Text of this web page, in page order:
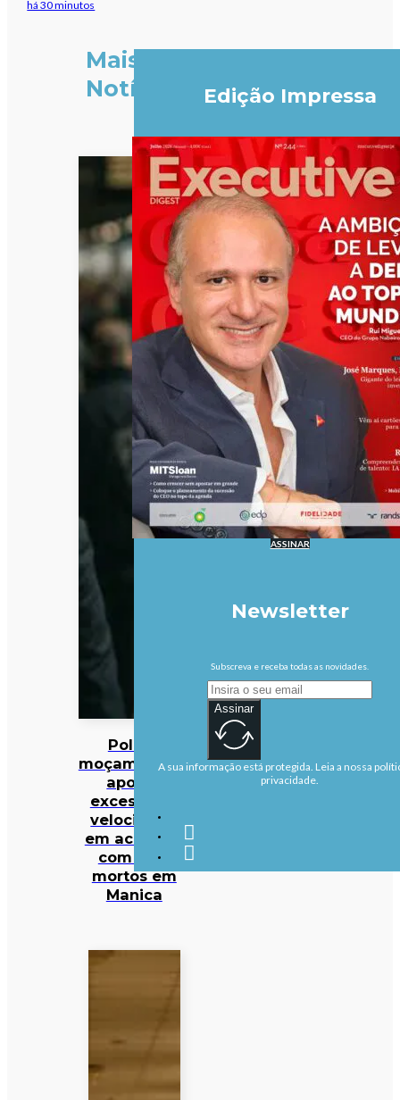
há 30 minutos
Mais
Notícias
Polícia
moçambicana
aponta
excesso de
velocidade
em acidente
com sete
mortos em
Manica
Edição Impressa
ASSINAR
Newsletter
Subscreva e receba todas as novidades.
Assinar
A sua informação está protegida. Leia a nossa
privacidade.